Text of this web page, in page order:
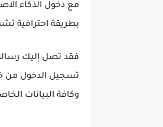
مع دخول الذكاء
بطريقة احترافية
فقد تصل إليك
تسجيل الدخول من
وكافة البيانات